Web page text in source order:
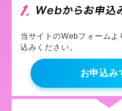
当サイトのWebフォームよ
込みください。
お申込み